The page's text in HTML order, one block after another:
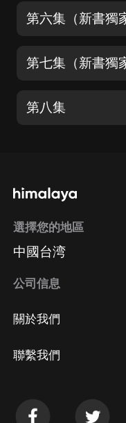
第八集
選擇您的地區
中國台湾
公司信息
關於我們
聯繫我們